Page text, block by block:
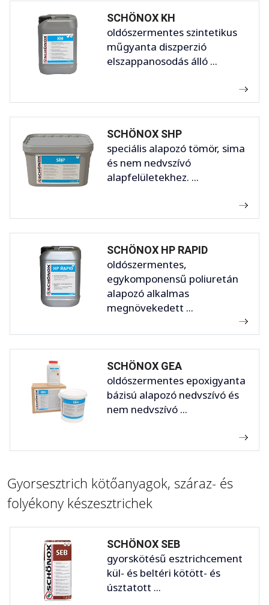
SCHÖNOX KH
oldószermentes szintetikus
műgyanta diszperzió
elszappanosodás álló ...
SCHÖNOX SHP
speciális alapozó tömör, sima
és nem nedvszívó
alapfelületekhez. ...
SCHÖNOX HP RAPID
oldószermentes,
egykomponensű poliuretán
alapozó alkalmas
megnövekedett ...
SCHÖNOX GEA
oldószermentes epoxigyanta
bázisú alapozó nedvszívó és
nem nedvszívó ...
Gyorsesztrich kötőanyagok, száraz- és
folyékony készesztrichek
SCHÖNOX SEB
gyorskötésű esztrichcement
kül- és beltéri kötött- és
úsztatott ...